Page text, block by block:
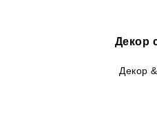
Декор
Декор